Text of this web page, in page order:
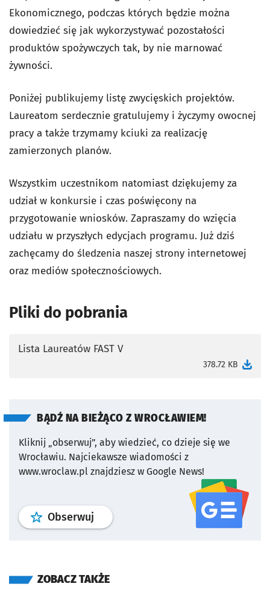
Ekonomicznego, podczas których będzie można
dowiedzieć się jak wykorzystywać pozostałości
produktów spożywczych tak, by nie marnować
żywności.
Poniżej publikujemy listę zwycięskich projektów.
Laureatom serdecznie gratulujemy i życzymy owocnej
pracy a także trzymamy kciuki za realizację
zamierzonych planów.
Wszystkim uczestnikom natomiast dziękujemy za
udział w konkursie i czas poświęcony na
przygotowanie wniosków. Zapraszamy do wzięcia
udziału w przyszłych edycjach programu. Już dziś
zachęcamy do śledzenia naszej strony internetowej
oraz mediów społecznościowych.
Pliki do pobrania
Lista Laureatów FAST V
378.72 KB
BĄDŹ NA BIEŻĄCO Z WROCŁAWIEM!
Kliknij „obserwuj”, aby wiedzieć, co dzieje się we
Wrocławiu. Najciekawsze wiadomości z
www.wroclaw.pl znajdziesz w Google News!
Obserwuj profil serwisu
ZOBACZ TAKŻE